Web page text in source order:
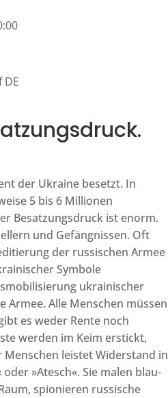
der Ukraine besetzt. In
5 bis 6 Millionen
Besatzungsdruck ist enorm.
und Gefängnissen. Oft
der russischen Armee
Symbole
ukrainischer
Armee. Alle Menschen müssen
es weder Rente noch
werden im Keim erstickt,
leistet Widerstand in
»Atesch«. Sie malen blau-
spionieren russische